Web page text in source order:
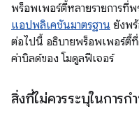
พร็อพเพอร์ตี้หลายรายการที่
แอปพลิเคชันมาตรฐาน ยังพ
ต่อไปนี้ อธิบายพร็อพเพอร์ตี้
ค่าบิลด์ของ โมดูลฟีเจอร์
สิ่งที่ไม่ควรระบุในการ